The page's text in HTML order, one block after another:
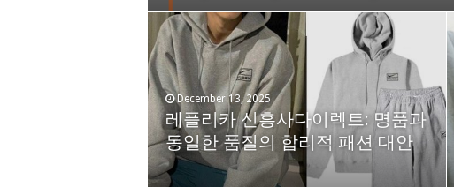
December 13, 2025
레플리카 신흥사다이렉트: 명품과
동일한 품질의 합리적 패션 대안
October 25, 2025
Worried about Watermarks?
RunningHub Sora2 Watermark
Removal Workflow Breaks
Creative Boundaries